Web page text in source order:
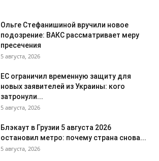
Ольге Стефанишиной вручили новое
подозрение: ВАКС рассматривает меру
пресечения
5 августа, 2026
ЕС ограничил временную защиту для
новых заявителей из Украины: кого
затронули...
5 августа, 2026
Блэкаут в Грузии 5 августа 2026
остановил метро: почему страна снова...
5 августа, 2026